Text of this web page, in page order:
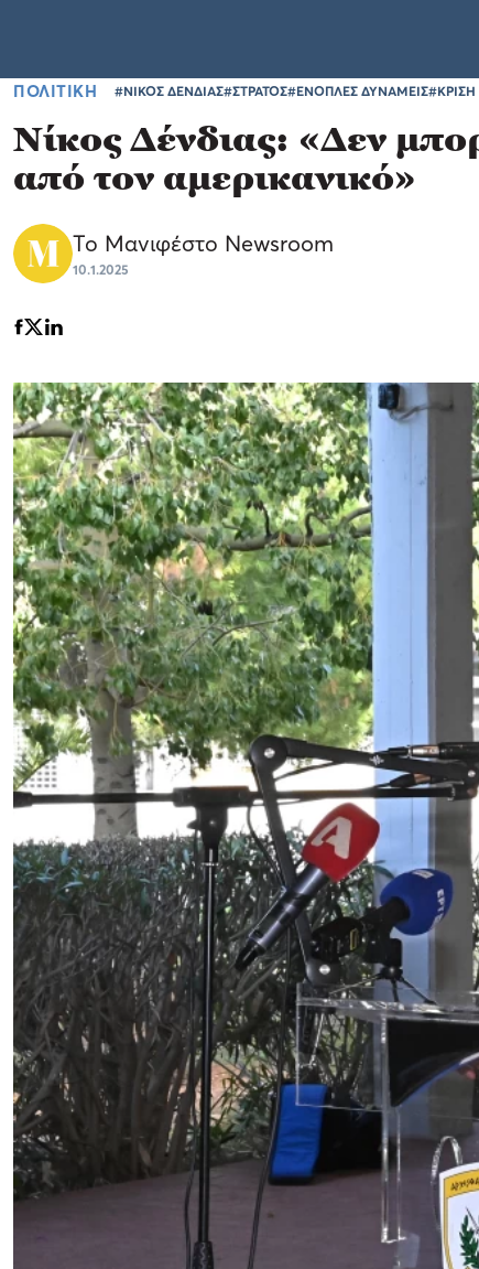
ΠΟΛΙΤΙΚΗ #ΝΙΚΟΣ ΔΕΝΔΙΑΣ#ΣΤΡΑΤΟΣ#ΕΝΟΠΛΕΣ ΔΥΝΑΜΕΙΣ#ΚΡΙΣΗ
Νίκος Δένδιας: «Δεν
από τον αμερικανικό»
Το Μανιφέστο Newsroom
10.1.2025